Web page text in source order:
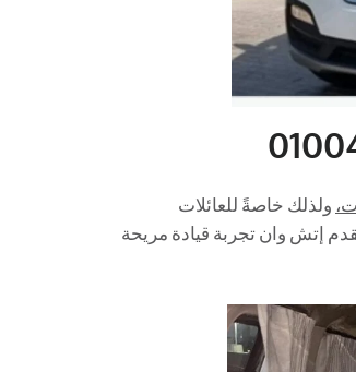
ولذلك خاصةً للعائلات
إتش وان تجربة قيادة مريحة